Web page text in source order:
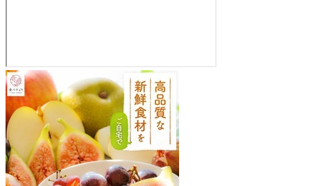
松
本
農
園
ぶ
ど
う
直